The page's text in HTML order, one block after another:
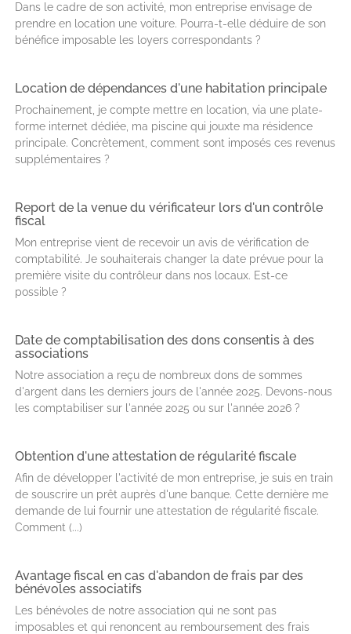
Dans le cadre de son activité, mon entreprise envisage de
prendre en location une voiture. Pourra-t-elle déduire de son
bénéfice imposable les loyers correspondants ?
Location de dépendances d'une habitation principale
Prochainement, je compte mettre en location, via une plate-
forme internet dédiée, ma piscine qui jouxte ma résidence
principale. Concrètement, comment sont imposés ces revenus
supplémentaires ?
Report de la venue du vérificateur lors d'un contrôle
fiscal
Mon entreprise vient de recevoir un avis de vérification de
comptabilité. Je souhaiterais changer la date prévue pour la
première visite du contrôleur dans nos locaux. Est-ce
possible ?
Date de comptabilisation des dons consentis à des
associations
Notre association a reçu de nombreux dons de sommes
d'argent dans les derniers jours de l'année 2025. Devons-nous
les comptabiliser sur l'année 2025 ou sur l'année 2026 ?
Obtention d'une attestation de régularité fiscale
Afin de développer l'activité de mon entreprise, je suis en train
de souscrire un prêt auprès d'une banque. Cette dernière me
demande de lui fournir une attestation de régularité fiscale.
Comment (...)
Avantage fiscal en cas d'abandon de frais par des
bénévoles associatifs
Les bénévoles de notre association qui ne sont pas
imposables et qui renoncent au remboursement des frais